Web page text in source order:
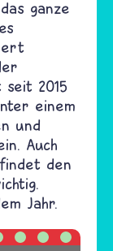
ganze
2015
einem
und
Auch
den
Jahr.